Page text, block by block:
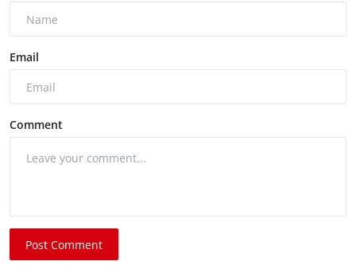
Email
Comment
Post Comment